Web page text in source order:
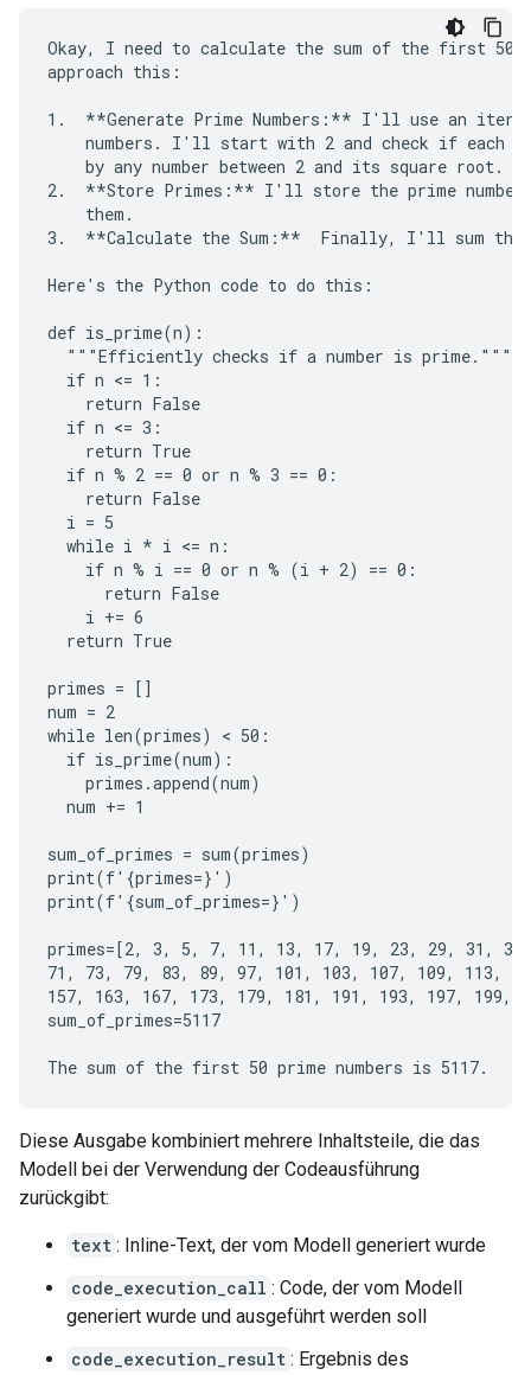
Okay, I need to calculate the sum of the first 50
approach this:
1.  **Generate Prime Numbers:** I'll use an
numbers. I'll start with 2 and check if each
by any number between 2 and its square root.
2.  **Store Primes:** I'll store the prime
    them.
3.  **Calculate the Sum:**  Finally, I'll sum the
Here's the Python code to do this:
def is_prime(n):
  """Efficiently checks if a number is prime."""
  if n <= 1:
    return False
  if n <= 3:
    return True
  if n % 2 == 0 or n % 3 == 0:
    return False
  i = 5
  while i * i <= n:
    if n % i == 0 or n % (i + 2) == 0:
      return False
    i += 6
  return True
primes = []
num = 2
while len(primes) < 50:
  if is_prime(num):
    primes.append(num)
  num += 1
sum_of_primes = sum(primes)
print(f'{primes=}')
print(f'{sum_of_primes=}')
primes=[2, 3, 5, 7, 11, 13, 17, 19, 23, 29, 31,
71, 73, 79, 83, 89, 97, 101, 103, 107, 109, 113,
157, 163, 167, 173, 179, 181, 191, 193, 197, 199,
sum_of_primes=5117
Diese Ausgabe kombiniert mehrere Inhaltsteile, die das
Modell bei der Verwendung der Codeausführung
zurückgibt:
text : Inline-Text, der vom Modell generiert wurde
code_execution_call : Code, der vom Modell
generiert wurde und ausgeführt werden soll
code_execution_result : Ergebnis des